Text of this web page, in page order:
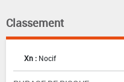
Classement
Xn : Nocif